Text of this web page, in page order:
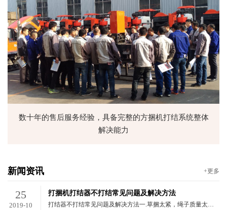
数十年的售后服务经验，具备完整的方捆机打结系统整体
解决能力
新闻资讯 +更多
25
2019-10
打捆机打结器不打结常见问题及解决方法
打结器不打结常见问题及解决方法一.草捆太紧，绳子质量太差。二.小钳嘴上卡绳：2.1. 钳嘴有个调整螺丝，在打结器侧面，带弹簧的螺丝调的太紧容易卡绳，太松了导致不打结。2.2.脱绳杆与钳嘴的间隙过大，钳嘴上容易卡绳，拖绳杆在工作的时候应该微微擦着小钳嘴的额面。2.3放绳箱后面穿绳的地方有个压绳片，调的太松-钳嘴上容易卡绳；太紧-容易断绳。2.4.拖绳杆行程不够。如果两个打结器，一个好用，另一个不好用，可以调换一下拖绳杆试试。2.5.上钳嘴弯曲变形，钳嘴上边有毛刺。三.打单节3.1.上边有扣，下边没扣，可能是